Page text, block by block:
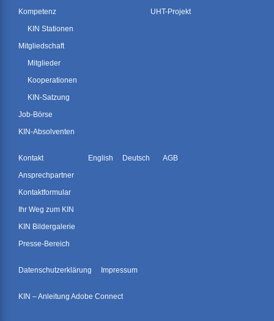
Kompetenz
KIN Stationen
Mitgliedschaft
Mitglieder
Kooperationen
KIN-Satzung
Job-Börse
KIN-Absolventen
UHT-Projekt
Kontakt
Ansprechpartner
Kontaktformular
Ihr Weg zum KIN
KIN Bildergalerie
Presse-Bereich
English Deutsch AGB
Datenschutzerklärung Impressum
KIN – Anleitung Adobe Connect